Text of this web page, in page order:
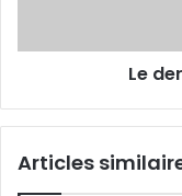
Le
Articles